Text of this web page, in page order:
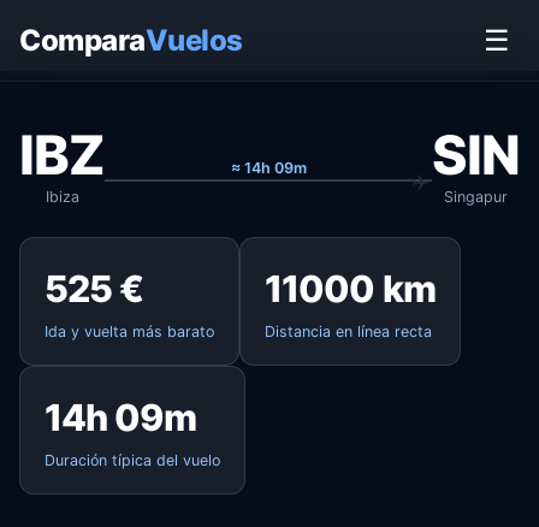
ComparaVuelos ☰
IBZ
Ibiza
≈ 14h 09m SIN
Singapur
525 €
Ida y vuelta más barato
11000 km
Distancia en línea recta
14h 09m
Duración típica del vuelo